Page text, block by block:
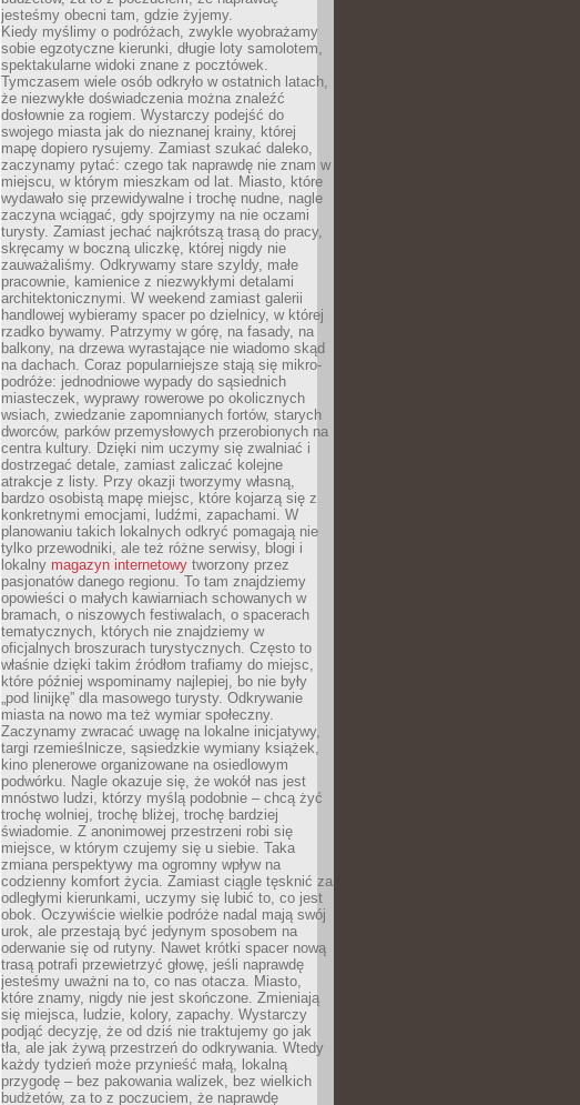
jesteśmy obecni tam, gdzie żyjemy.
Kiedy myślimy o podróżach, zwykle wyobrażamy
sobie egzotyczne kierunki, długie loty samolotem,
spektakularne widoki znane z pocztówek.
Tymczasem wiele osób odkryło w ostatnich latach,
że niezwykłe doświadczenia można znaleźć
dosłownie za rogiem. Wystarczy podejść do
swojego miasta jak do nieznanej krainy, której
mapę dopiero rysujemy. Zamiast szukać daleko,
zaczynamy pytać: czego tak naprawdę nie znam w
miejscu, w którym mieszkam od lat. Miasto, które
wydawało się przewidywalne i trochę nudne, nagle
zaczyna wciągać, gdy spojrzymy na nie oczami
turysty. Zamiast jechać najkrótszą trasą do pracy,
skręcamy w boczną uliczkę, której nigdy nie
zauważaliśmy. Odkrywamy stare szyldy, małe
pracownie, kamienice z niezwykłymi detalami
architektonicznymi. W weekend zamiast galerii
handlowej wybieramy spacer po dzielnicy, w której
rzadko bywamy. Patrzymy w górę, na fasady, na
balkony, na drzewa wyrastające nie wiadomo skąd
na dachach. Coraz popularniejsze stają się mikro-
podróże: jednodniowe wypady do sąsiednich
miasteczek, wyprawy rowerowe po okolicznych
wsiach, zwiedzanie zapomnianych fortów, starych
dworców, parków przemysłowych przerobionych na
centra kultury. Dzięki nim uczymy się zwalniać i
dostrzegać detale, zamiast zaliczać kolejne
atrakcje z listy. Przy okazji tworzymy własną,
bardzo osobistą mapę miejsc, które kojarzą się z
konkretnymi emocjami, ludźmi, zapachami. W
planowaniu takich lokalnych odkryć pomagają nie
tylko przewodniki, ale też różne serwisy, blogi i
lokalny magazyn internetowy tworzony przez
pasjonatów danego regionu. To tam znajdziemy
opowieści o małych kawiarniach schowanych w
bramach, o niszowych festiwalach, o spacerach
tematycznych, których nie znajdziemy w
oficjalnych broszurach turystycznych. Często to
właśnie dzięki takim źródłom trafiamy do miejsc,
które później wspominamy najlepiej, bo nie były
„pod linijkę” dla masowego turysty. Odkrywanie
miasta na nowo ma też wymiar społeczny.
Zaczynamy zwracać uwagę na lokalne inicjatywy,
targi rzemieślnicze, sąsiedzkie wymiany książek,
kino plenerowe organizowane na osiedlowym
podwórku. Nagle okazuje się, że wokół nas jest
mnóstwo ludzi, którzy myślą podobnie – chcą żyć
trochę wolniej, trochę bliżej, trochę bardziej
świadomie. Z anonimowej przestrzeni robi się
miejsce, w którym czujemy się u siebie. Taka
zmiana perspektywy ma ogromny wpływ na
codzienny komfort życia. Zamiast ciągle tęsknić za
odległymi kierunkami, uczymy się lubić to, co jest
obok. Oczywiście wielkie podróże nadal mają swój
urok, ale przestają być jedynym sposobem na
oderwanie się od rutyny. Nawet krótki spacer nową
trasą potrafi przewietrzyć głowę, jeśli naprawdę
jesteśmy uważni na to, co nas otacza. Miasto,
które znamy, nigdy nie jest skończone. Zmieniają
się miejsca, ludzie, kolory, zapachy. Wystarczy
podjąć decyzję, że od dziś nie traktujemy go jak
tła, ale jak żywą przestrzeń do odkrywania. Wtedy
każdy tydzień może przynieść małą, lokalną
przygodę – bez pakowania walizek, bez wielkich
budżetów, za to z poczuciem, że naprawdę